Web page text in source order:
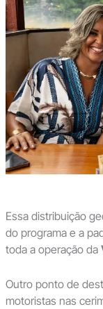
Essa distribuição
do programa e a
toda a operação da
Outro ponto de
motoristas nas